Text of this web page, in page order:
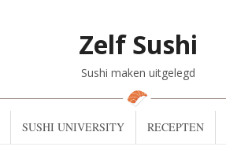
Zelf Sushi
Sushi maken uitgelegd
SUSHI UNIVERSITY RECEPTEN